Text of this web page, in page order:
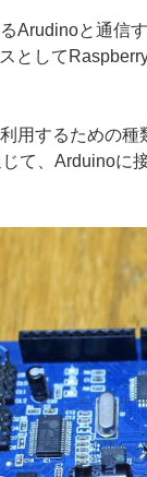
Arudinoと通信
として
用するための
て、Arduinoに